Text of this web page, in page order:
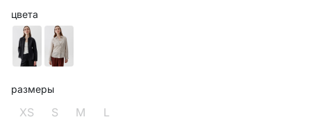
цвета
размеры
XS S M L